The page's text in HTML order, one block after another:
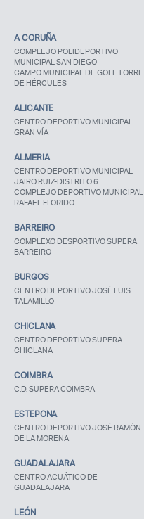
A CORUÑA
COMPLEJO POLIDEPORTIVO
MUNICIPAL SAN DIEGO
CAMPO MUNICIPAL DE GOLF TORRE
DE HÉRCULES
ALICANTE
CENTRO DEPORTIVO MUNICIPAL
GRAN VÍA
ALMERIA
CENTRO DEPORTIVO MUNICIPAL
JAIRO RUIZ-DISTRITO 6
COMPLEJO DEPORTIVO MUNICIPAL
RAFAEL FLORIDO
BARREIRO
COMPLEXO DESPORTIVO SUPERA
BARREIRO
BURGOS
CENTRO DEPORTIVO JOSÉ LUIS
TALAMILLO
CHICLANA
CENTRO DEPORTIVO SUPERA
CHICLANA
COIMBRA
C.D. SUPERA COIMBRA
ESTEPONA
CENTRO DEPORTIVO JOSÉ RAMÓN
DE LA MORENA
GUADALAJARA
CENTRO ACUÁTICO DE
GUADALAJARA
LEÓN